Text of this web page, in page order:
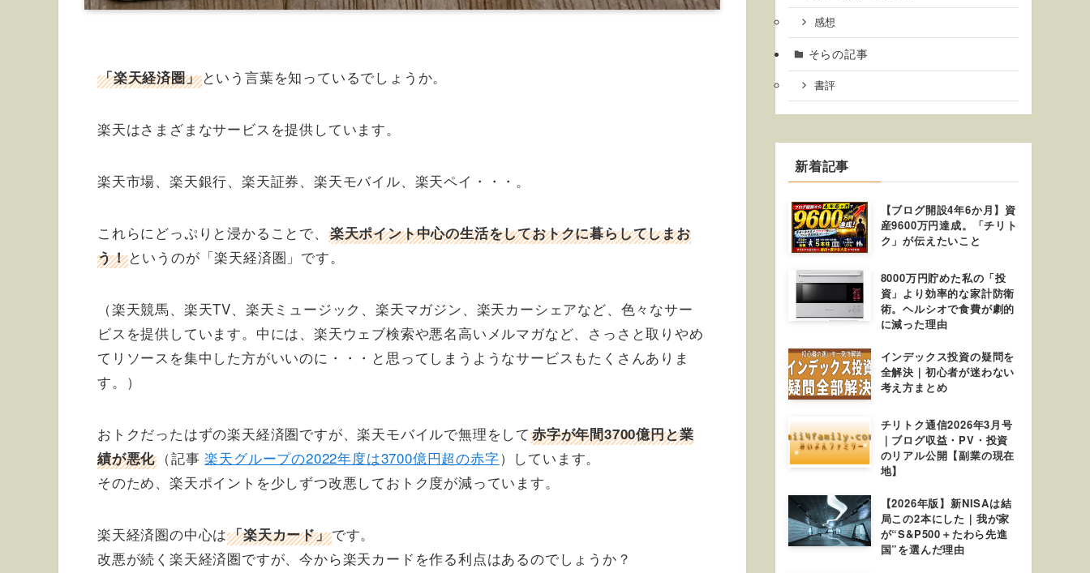
「楽天経済圏」という言葉を知っているでしょうか。
楽天はさまざまなサービスを提供しています。
楽天市場、楽天銀行、楽天証券、楽天モバイル、楽天ペイ・・・。
これらにどっぷりと浸かることで、
楽天ポイント中心の生活をしておトクに暮らしてしまお
う！というのが「楽天経済圏」です。
（楽天競馬、楽天TV、楽天ミュージック、楽天マガジン、楽天カーシェアなど、色々なサー
ビスを提供しています。中には、楽天ウェブ検索や悪名高いメルマガなど、さっさと取りやめ
てリソースを集中した方がいいのに・・・と思ってしまうようなサービスもたくさんありま
す。）
おトクだったはずの楽天経済圏ですが、楽天モバイルで無理をして 赤字が年間3700億円と業
績が悪化 （記事楽天グループの2022年度は3700億円超の赤字）しています。
そのため、楽天ポイントを少しずつ改悪しておトク度が減っています。
楽天経済圏の中心は「楽天カード」です。
改悪が続く楽天経済圏ですが、今から楽天カードを作る利点はあるのでしょうか？
感想
そらの記事
書評
新着記事
【ブログ開設4年6か月】資
産9600万円達成。「チリト
ク」が伝えたいこと
8000万円貯めた私の「投
資」より効率的な家計防衛
術。ヘルシオで食費が劇的
に減った理由
インデックス投資の疑問を
全解決｜初心者が迷わない
考え方まとめ
チリトク通信2026年3月号
｜ブログ収益・PV・投資
のリアル公開【副業の現在
地】
【2026年版】新NISAは結
局この2本にした｜我が家
が“S&P500＋たわら先進
国”を選んだ理由